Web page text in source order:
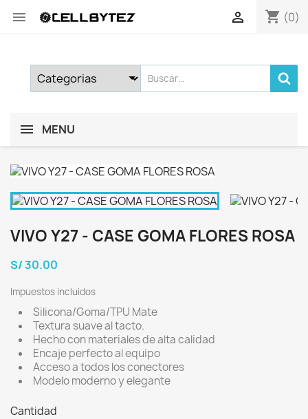
 shopping_cart (0)

MENU
VIVO Y27 - CASE GOMA FLORES ROSA
S/ 30.00
Impuestos incluidos
Silicona/Goma/TPU Mate
Textura suave al tacto.
Hecho con materiales de alta calidad
Encaje perfecto al equipo
Acceso a todos los conectores
Modelo moderno y elegante
Cantidad